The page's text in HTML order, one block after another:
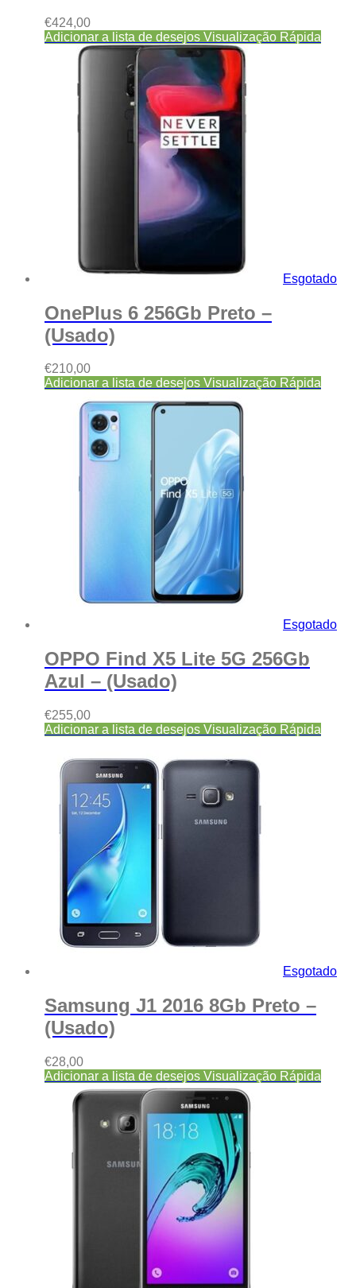
€424,00
Adicionar a lista de desejos Visualização Rápida
Esgotado
OnePlus 6 256Gb Preto –
(Usado)
€210,00
Adicionar a lista de desejos Visualização Rápida
Esgotado
OPPO Find X5 Lite 5G 256Gb
Azul – (Usado)
€255,00
Adicionar a lista de desejos Visualização Rápida
Esgotado
Samsung J1 2016 8Gb Preto –
(Usado)
€28,00
Adicionar a lista de desejos Visualização Rápida